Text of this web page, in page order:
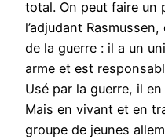
total. On peut faire un
l’adjudant
de la guerre : il a un
arme et est
Usé par la guerre, il
Mais en vivant et en
groupe de jeunes